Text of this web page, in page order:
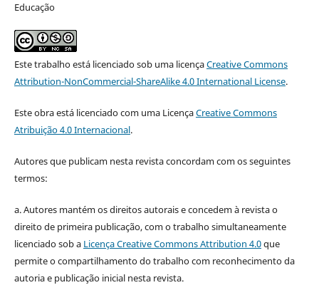
Educação
Este trabalho está licenciado sob uma licençaCreative Commons
Attribution-NonCommercial-ShareAlike 4.0 International License.
Este obra está licenciado com uma LicençaCreative Commons
Atribuição 4.0 Internacional.
Autores que publicam nesta revista concordam com os seguintes
termos:
a. Autores mantém os direitos autorais e concedem à revista o
direito de primeira publicação, com o trabalho simultaneamente
licenciado sob a Licença Creative Commons Attribution 4.0que
permite o compartilhamento do trabalho com reconhecimento da
autoria e publicação inicial nesta revista.